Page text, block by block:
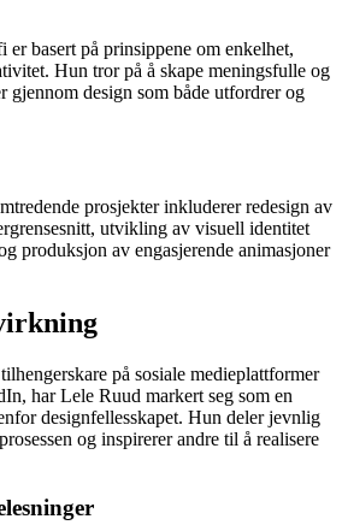
basert på prinsippene om enkelhet,
Hun tror på å skape meningsfulle og
gjennom design som både utfordrer og
prosjekter inkluderer redesign av
utvikling av visuell identitet
produksjon av engasjerende animasjoner
på sosiale medieplattformer
har Lele Ruud markert seg som en
designfellesskapet. Hun deler jevnlig
og inspirerer andre til å realisere